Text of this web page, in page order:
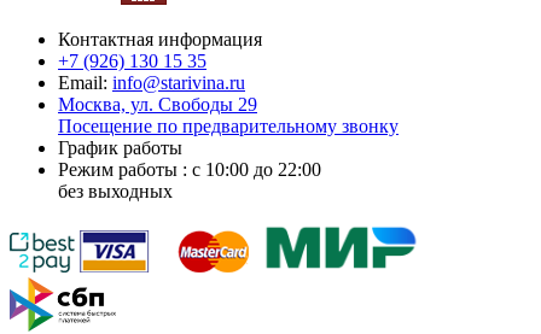
Контактная информация
+7 (926) 130 15 35
Email: info@starivina.ru
Москва, ул. Свободы 29
Посещение по предварительному звонку
График работы
Режим работы : с 10:00 до 22:00
без выходных